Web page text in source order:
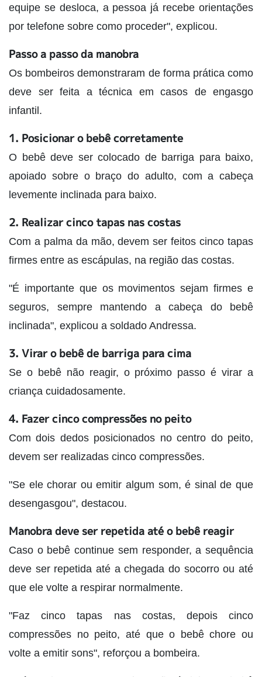
equipe se desloca, a pessoa já recebe orientações
por telefone sobre como proceder", explicou.
Passo a passo da manobra
Os bombeiros demonstraram de forma prática como
deve ser feita a técnica em casos de engasgo
infantil.
1. Posicionar o bebê corretamente
O bebê deve ser colocado de barriga para baixo,
apoiado sobre o braço do adulto, com a cabeça
levemente inclinada para baixo.
2. Realizar cinco tapas nas costas
Com a palma da mão, devem ser feitos cinco tapas
firmes entre as escápulas, na região das costas.
"É importante que os movimentos sejam firmes e
seguros, sempre mantendo a cabeça do bebê
inclinada", explicou a soldado Andressa.
3. Virar o bebê de barriga para cima
Se o bebê não reagir, o próximo passo é virar a
criança cuidadosamente.
4. Fazer cinco compressões no peito
Com dois dedos posicionados no centro do peito,
devem ser realizadas cinco compressões.
"Se ele chorar ou emitir algum som, é sinal de que
desengasgou", destacou.
Manobra deve ser repetida até o bebê reagir
Caso o bebê continue sem responder, a sequência
deve ser repetida até a chegada do socorro ou até
que ele volte a respirar normalmente.
"Faz cinco tapas nas costas, depois cinco
compressões no peito, até que o bebê chore ou
volte a emitir sons", reforçou a bombeira.